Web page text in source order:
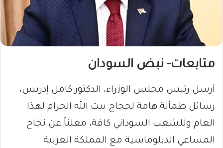
متابعات- نبض السودان
​أرسل رئيس مجلس الوزراء، الدكتور كامل إدريس،
رسائل طمأنة هامة لحجاج بيت الله الحرام لهذا
العام وللشعب السوداني كافة، معلناً عن نجاح
المساعي الدبلوماسية مع المملكة العربية